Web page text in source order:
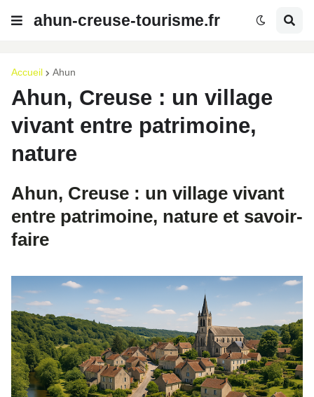
ahun-creuse-tourisme.fr
Accueil Ahun
Ahun, Creuse : un village
vivant entre patrimoine,
nature
Ahun, Creuse : un village vivant
entre patrimoine, nature et savoir-
faire